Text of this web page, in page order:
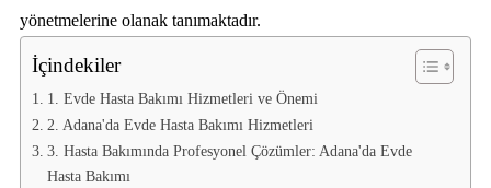
yönetmelerine olanak tanımaktadır.
İçindekiler
1. Evde Hasta Bakımı Hizmetleri ve Önemi
2. Adana'da Evde Hasta Bakımı Hizmetleri
3. Hasta Bakımında Profesyonel Çözümler: Adana'da Evde
Hasta Bakımı